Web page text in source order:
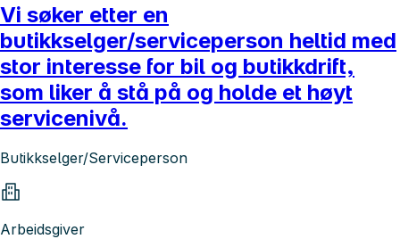
Vi søker etter en
butikkselger/serviceperson heltid med
stor interesse for bil og butikkdrift,
som liker å stå på og holde et høyt
servicenivå.
Butikkselger/Serviceperson
Arbeidsgiver